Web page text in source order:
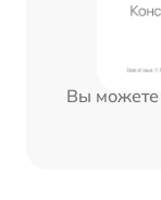
Вы можете